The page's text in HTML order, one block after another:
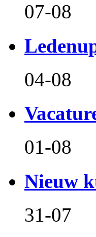
07-08
04-08
01-08
Nieuw
31-07